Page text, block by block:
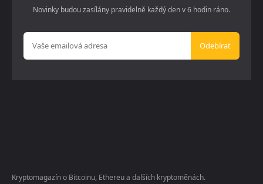
Novinky budou zasílány pravidelně každý den v 6 hodin ráno.
Odebírat
Kryptomagazín o Bitcoinu, Ethereu a dalších kryptoměnách.